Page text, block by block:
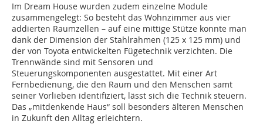
Im Dream House wurden zudem einzelne Module
zusammengelegt: So besteht das Wohnzimmer aus vier
addierten Raumzellen – auf eine mittige Stütze konnte man
dank der Dimension der Stahlrahmen (125 x 125 mm) und
der von Toyota entwickelten Fügetechnik verzichten. Die
Trennwände sind mit Sensoren und
Steuerungskomponenten ausgestattet. Mit einer Art
Fernbedienung, die den Raum und den Menschen samt
seiner Vorlieben identifiziert, lässt sich die Technik steuern.
Das „mitdenkende Haus“ soll besonders älteren Menschen
in Zukunft den Alltag erleichtern.